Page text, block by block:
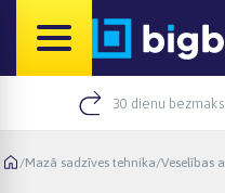
30 dienu
/Mazā sadzīves tehnika/Veselības